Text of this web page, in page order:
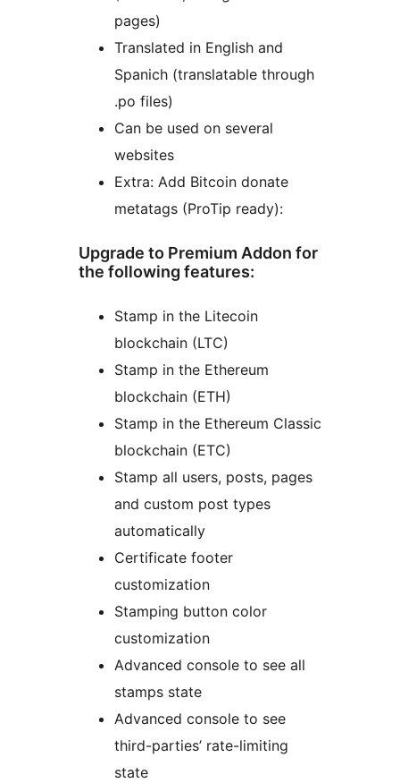
pages)
Translated in English and
Spanich (translatable through
.po files)
Can be used on several
websites
Extra: Add Bitcoin donate
metatags (ProTip ready):
Upgrade to Premium Addon for
the following features:
Stamp in the Litecoin
blockchain (LTC)
Stamp in the Ethereum
blockchain (ETH)
Stamp in the Ethereum Classic
blockchain (ETC)
Stamp all users, posts, pages
and custom post types
automatically
Certificate footer
customization
Stamping button color
customization
Advanced console to see all
stamps state
Advanced console to see
third-parties’ rate-limiting
state